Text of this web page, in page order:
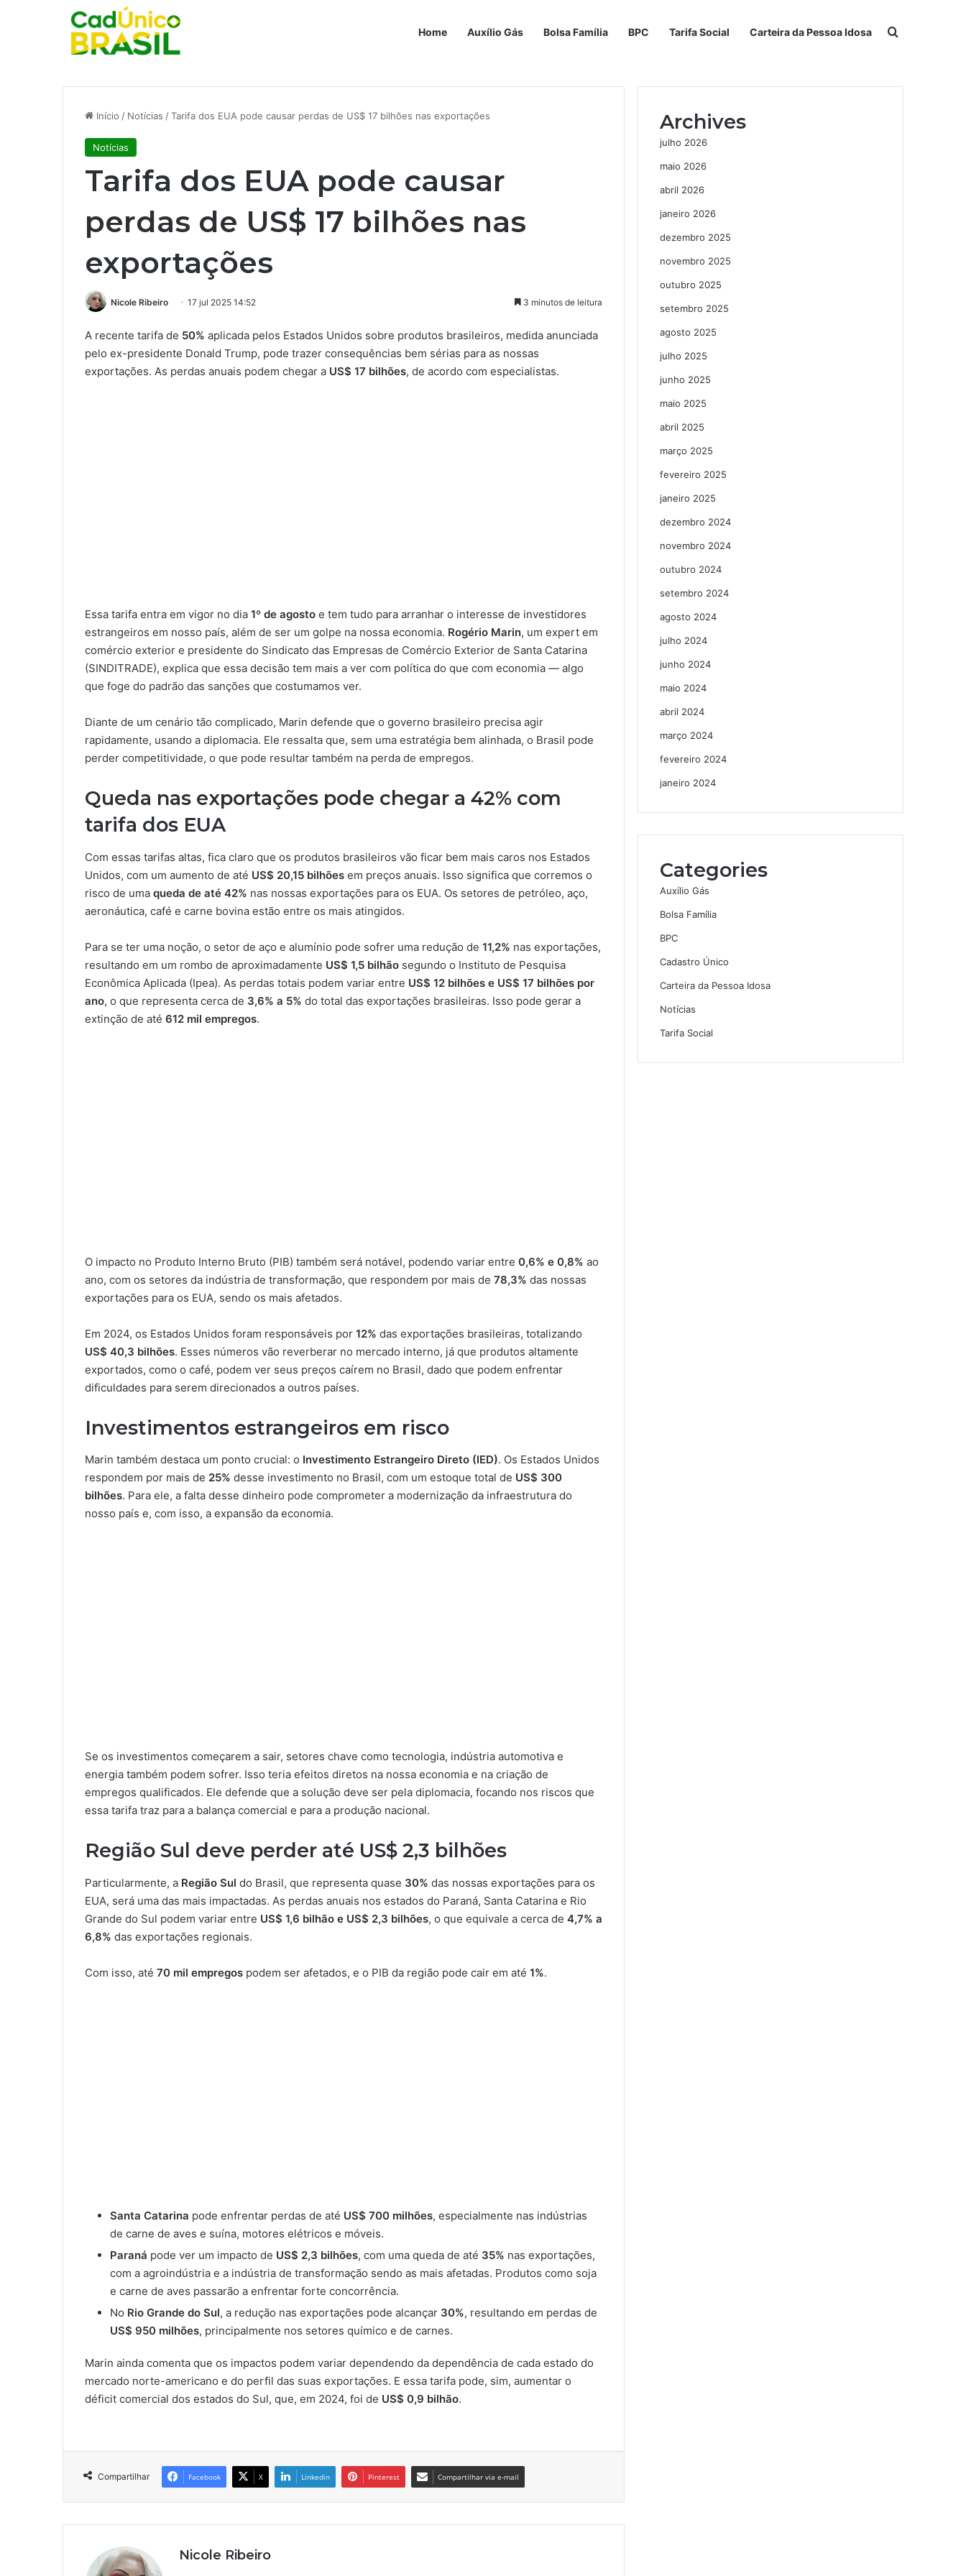
Home Auxílio Gás Bolsa Família BPC Tarifa Social Carteira da Pessoa Idosa Procurar por
Início / Notícias /Tarifa dos EUA pode causar perdas de US$ 17 bilhões nas exportações
Notícias
Tarifa dos EUA pode causar
perdas de US$ 17 bilhões nas
exportações
Nicole Ribeiro 17 jul 2025 14:52 3 minutos de leitura
A recente tarifa de 50% aplicada pelos Estados Unidos sobre produtos brasileiros, medida anunciada
pelo ex-presidente Donald Trump, pode trazer consequências bem sérias para as nossas
exportações. As perdas anuais podem chegar a US$ 17 bilhões, de acordo com especialistas.
Essa tarifa entra em vigor no dia 1º de agosto e tem tudo para arranhar o interesse de investidores
estrangeiros em nosso país, além de ser um golpe na nossa economia. Rogério Marin, um expert em
comércio exterior e presidente do Sindicato das Empresas de Comércio Exterior de Santa Catarina
(SINDITRADE), explica que essa decisão tem mais a ver com política do que com economia — algo
que foge do padrão das sanções que costumamos ver.
Diante de um cenário tão complicado, Marin defende que o governo brasileiro precisa agir
rapidamente, usando a diplomacia. Ele ressalta que, sem uma estratégia bem alinhada, o Brasil pode
perder competitividade, o que pode resultar também na perda de empregos.
Queda nas exportações pode chegar a 42% com
tarifa dos EUA
Com essas tarifas altas, fica claro que os produtos brasileiros vão ficar bem mais caros nos Estados
Unidos, com um aumento de até US$ 20,15 bilhões em preços anuais. Isso significa que corremos o
risco de uma queda de até 42% nas nossas exportações para os EUA. Os setores de petróleo, aço,
aeronáutica, café e carne bovina estão entre os mais atingidos.
Para se ter uma noção, o setor de aço e alumínio pode sofrer uma redução de 11,2% nas exportações,
resultando em um rombo de aproximadamente US$ 1,5 bilhão segundo o Instituto de Pesquisa
Econômica Aplicada (Ipea). As perdas totais podem variar entre US$ 12 bilhões e US$ 17 bilhões por
ano, o que representa cerca de 3,6% a 5% do total das exportações brasileiras. Isso pode gerar a
extinção de até 612 mil empregos.
O impacto no Produto Interno Bruto (PIB) também será notável, podendo variar entre 0,6% e 0,8% ao
ano, com os setores da indústria de transformação, que respondem por mais de 78,3% das nossas
exportações para os EUA, sendo os mais afetados.
Em 2024, os Estados Unidos foram responsáveis por 12% das exportações brasileiras, totalizando
US$ 40,3 bilhões. Esses números vão reverberar no mercado interno, já que produtos altamente
exportados, como o café, podem ver seus preços caírem no Brasil, dado que podem enfrentar
dificuldades para serem direcionados a outros países.
Investimentos estrangeiros em risco
Marin também destaca um ponto crucial: o Investimento Estrangeiro Direto (IED). Os Estados Unidos
respondem por mais de 25% desse investimento no Brasil, com um estoque total de US$ 300
bilhões. Para ele, a falta desse dinheiro pode comprometer a modernização da infraestrutura do
nosso país e, com isso, a expansão da economia.
Se os investimentos começarem a sair, setores chave como tecnologia, indústria automotiva e
energia também podem sofrer. Isso teria efeitos diretos na nossa economia e na criação de
empregos qualificados. Ele defende que a solução deve ser pela diplomacia, focando nos riscos que
essa tarifa traz para a balança comercial e para a produção nacional.
Região Sul deve perder até US$ 2,3 bilhões
Particularmente, a Região Sul do Brasil, que representa quase 30% das nossas exportações para os
EUA, será uma das mais impactadas. As perdas anuais nos estados do Paraná, Santa Catarina e Rio
Grande do Sul podem variar entre US$ 1,6 bilhão e US$ 2,3 bilhões, o que equivale a cerca de 4,7% a
6,8% das exportações regionais.
Com isso, até 70 mil empregos podem ser afetados, e o PIB da região pode cair em até 1%.
Santa Catarina pode enfrentar perdas de até US$ 700 milhões, especialmente nas indústrias
de carne de aves e suína, motores elétricos e móveis.
Paraná pode ver um impacto de US$ 2,3 bilhões, com uma queda de até 35% nas exportações,
com a agroindústria e a indústria de transformação sendo as mais afetadas. Produtos como soja
e carne de aves passarão a enfrentar forte concorrência.
No Rio Grande do Sul, a redução nas exportações pode alcançar 30%, resultando em perdas de
US$ 950 milhões, principalmente nos setores químico e de carnes.
Marin ainda comenta que os impactos podem variar dependendo da dependência de cada estado do
mercado norte-americano e do perfil das suas exportações. E essa tarifa pode, sim, aumentar o
déficit comercial dos estados do Sul, que, em 2024, foi de US$ 0,9 bilhão.
Compartilhar Facebook X Linkedin Pinterest Compartilhar via e-mail
Nicole Ribeiro
Archives
julho 2026
maio 2026
abril 2026
janeiro 2026
dezembro 2025
novembro 2025
outubro 2025
setembro 2025
agosto 2025
julho 2025
junho 2025
maio 2025
abril 2025
março 2025
fevereiro 2025
janeiro 2025
dezembro 2024
novembro 2024
outubro 2024
setembro 2024
agosto 2024
julho 2024
junho 2024
maio 2024
abril 2024
março 2024
fevereiro 2024
janeiro 2024
Categories
Auxílio Gás
Bolsa Família
BPC
Cadastro Único
Carteira da Pessoa Idosa
Notícias
Tarifa Social